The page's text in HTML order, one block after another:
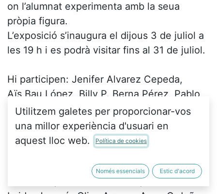
on l’alumnat experimenta amb la seua
pròpia figura.
L’exposició s’inaugura el dijous 3 de juliol a
les 19 h i es podrà visitar fins al 31 de juliol.
Hi participen: Jenifer Alvarez Cepeda,
Aïs Bau López, Billy P. Berna Pérez, Pablo
Blasco Guzmán, Eva Boira Talens, Candela
Carbonell Sabater, Iris Cardona Escandell,
Carla Esparza Forner, María Esparza
Galiana, Manuel Esteban Masanet, Ariadna
Gosp Morell, Tereza Ivanova, Olga
Kosheleva, Irene Libros Soler, Aitana Mira
Utilitzem galetes per proporcionar-vos
una millor experiència d'usuari en
aquest lloc web.
Política de cookies
Només essencials Estic d'acord